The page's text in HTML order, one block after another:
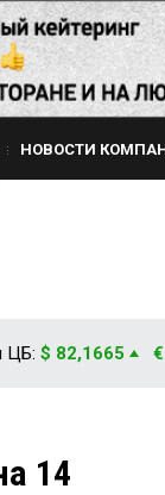
НОВОСТИ
ЦБ: $ 82,1665
14